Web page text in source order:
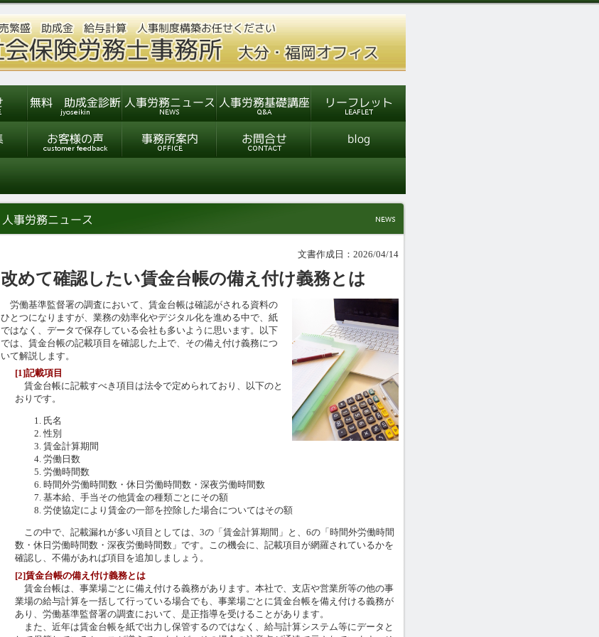
文書作成日：2026/04/14
改めて確認したい賃金台帳の備え付け義務とは
労働基準監督署の調査において、賃金台帳は確認がされる資料の
ひとつになりますが、業務の効率化やデジタル化を進める中で、紙
ではなく、データで保存している会社も多いように思います。以下
では、賃金台帳の記載項目を確認した上で、その備え付け義務につ
いて解説します。
[1]記載項目
賃金台帳に記載すべき項目は法令で定められており、以下のと
おりです。
氏名
性別
賃金計算期間
労働日数
労働時間数
時間外労働時間数・休日労働時間数・深夜労働時間数
基本給、手当その他賃金の種類ごとにその額
労使協定により賃金の一部を控除した場合についてはその額
この中で、記載漏れが多い項目としては、3の「賃金計算期間」と、6の「時間外労働時間
数・休日労働時間数・深夜労働時間数」です。この機会に、記載項目が網羅されているかを
確認し、不備があれば項目を追加しましょう。
[2]賃金台帳の備え付け義務とは
賃金台帳は、事業場ごとに備え付ける義務があります。本社で、支店や営業所等の他の事
業場の給与計算を一括して行っている場合でも、事業場ごとに賃金台帳を備え付ける義務が
あり、労働基準監督署の調査において、是正指導を受けることがあります。
また、近年は賃金台帳を紙で出力し保管するのではなく、給与計算システム等にデータと